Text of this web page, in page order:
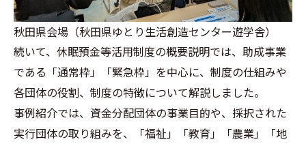
秋田県会場（秋田県ゆとり生活創造センター遊学舎）
続いて、休眠預金等活用制度の概要説明では、助成事業
である「通常枠」「緊急枠」を中心に、制度の仕組みや
各団体の役割、制度の特徴について解説しました。
事例紹介では、資金分配団体の事業目的や、採択された
実行団体の取り組みを、「福祉」「教育」「農業」「地